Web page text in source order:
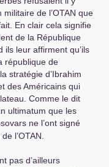
de l’OTAN que
En clair cela signifie
de la République
ils leur affirment qu’ils
république de
stratégie d’Ibrahim
des Américains qui
Comme le dit
ultimatum que les
ne l’ont signé
l’OTAN
pas d’ailleurs